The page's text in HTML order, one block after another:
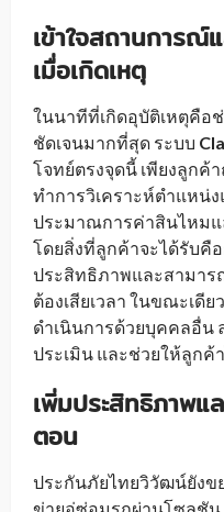
เข้าใจสถานการณ์
เมื่อเกิดเหตุ
ในนาทีที่เกิดอุบัติเหตุคือ
ชัดเจนมากที่สุด ระบบ
โจทย์ตรงจุดนี้ เพียงลูกค้
ทำการวิเคราะห์ตำแหน่
ประมาณการค่าสินไหมแ
โดยสิ่งที่ลูกค้าจะได้รับคื
ประสิทธิภาพและสามาร
ต้องเสียเวลา ในขณะเดี
ดำเนินการด้วยบุคคลอื่น
ประเมิน และช่วยให้ลูกค้
เพิ่มประสิทธิภาพแ
ตอน
ประกันภัยไทยวิวัฒน์ยังข